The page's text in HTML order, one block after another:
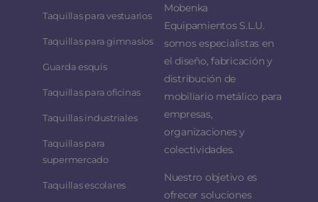
Taquillas para vestuarios
Taquillas para gimnasios
Guarda esquís
Taquillas para oficinas
Taquillas industriales
Taquillas para
supermercado
Taquillas escolares
Mobenka
Equipamientos S.L.U.
somos especialistas en
el diseño, fabricación y
distribución de
mobiliario metálico para
empresas,
organizaciones y
colectividades.
Nuestro objetivo es
ofrecer soluciones